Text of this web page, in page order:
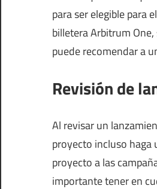
para ser elegible para
billetera Arbitrum
puede recomendar a
Revisión de
Al revisar un
proyecto incluso haga
proyecto a las
importante tener en